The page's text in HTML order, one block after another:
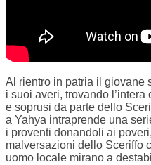
Al rientro in patria il giovane
i suoi averi, trovando
e soprusi da parte dello
a Yahya intraprende una
i proventi donandoli ai
malversazioni dello Sceriffo
uomo locale mirano a